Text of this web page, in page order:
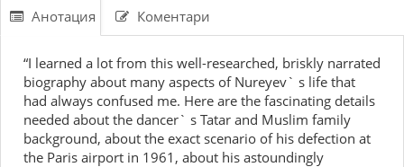
Анотация Коментари
“I learned a lot from this well-researched, briskly narrated
biography about many aspects of Nureyev` s life that
had always confused me. Here are the fascinating details
needed about the dancer` s Tatar and Muslim family
background, about the exact scenario of his defection at
the Paris airport in 1961, about his astoundingly